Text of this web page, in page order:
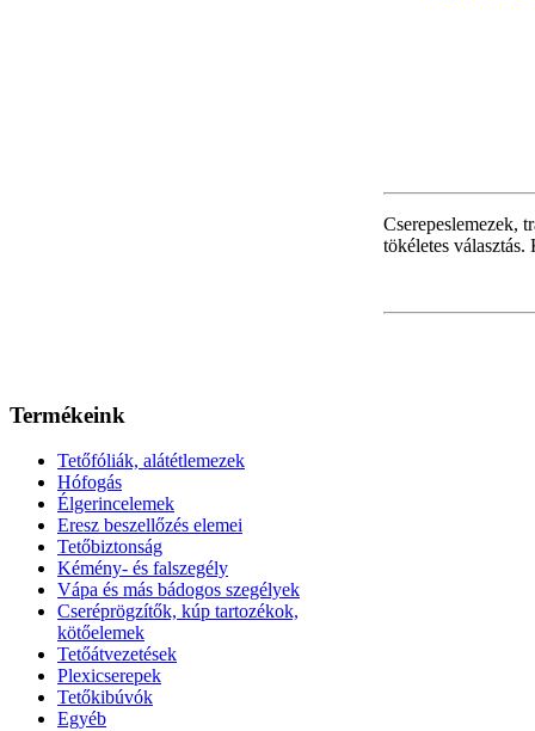
Cserepeslemezek,
tökéletes
Termékeink
Tetőfóliák, alátétlemezek
Hófogás
Élgerincelemek
Eresz beszellőzés elemei
Tetőbiztonság
Kémény- és falszegély
Vápa és más bádogos szegélyek
Cseréprögzítők, kúp tartozékok,
kötőelemek
Tetőátvezetések
Plexicserepek
Tetőkibúvók
Egyéb